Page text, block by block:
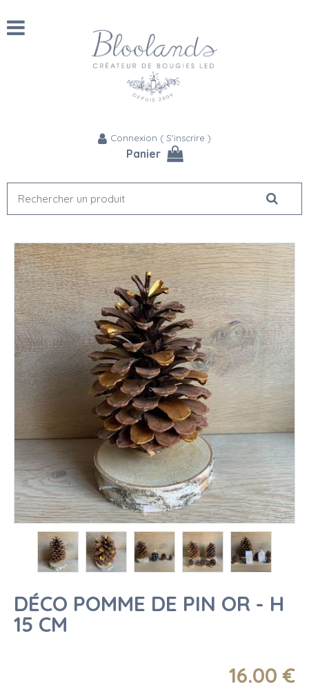
Connexion ( S'inscrire )
Panier
DÉCO POMME DE PIN OR - H
15 CM
16.00 €